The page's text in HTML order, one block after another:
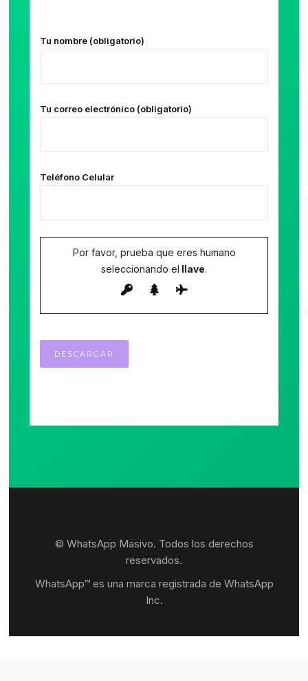
Tu nombre (obligatorio)
Tu correo electrónico (obligatorio)
Teléfono Celular
Por favor, prueba que eres humano
seleccionando el llave.
© WhatsApp Masivo. Todos los derechos
reservados.
WhatsApp™ es una marca registrada de WhatsApp
Inc.